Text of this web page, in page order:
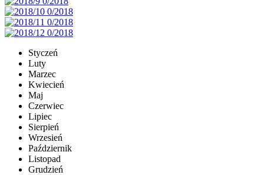
Styczeń
Luty
Marzec
Kwiecień
Maj
Czerwiec
Lipiec
Sierpień
Wrzesień
Październik
Listopad
Grudzień